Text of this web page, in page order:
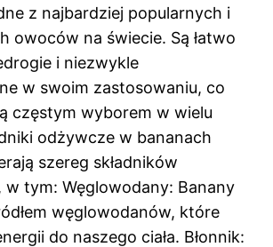
z najbardziej popularnych i
owoców na świecie. Są łatwo
i niezwykle
w swoim zastosowaniu, co
częstym wyborem w wielu
odżywcze w bananach
szereg składników
tym: Węglowodany: Banany
węglowodanów, które
do naszego ciała. Błonnik: